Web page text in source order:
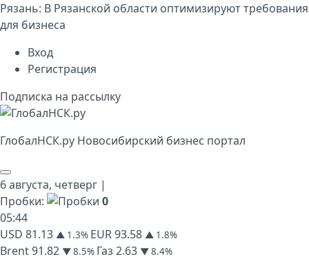
Рязань: В Рязанской области оптимизируют требования
для бизнеса
Вход
Регистрация
Подписка на рассылку
ГлобалНСК.py Новосибирский бизнес портал
6 августа, четверг |
Пробки:
0
05:44
USD 81.13 ▲ 1.3% EUR93.58 ▲ 1.8%
Brent91.82 ▼ 8.5% Газ 2.63 ▼ 8.4%